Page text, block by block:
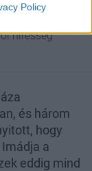
Policy
híresség
és három
hogy
a
eddig mind